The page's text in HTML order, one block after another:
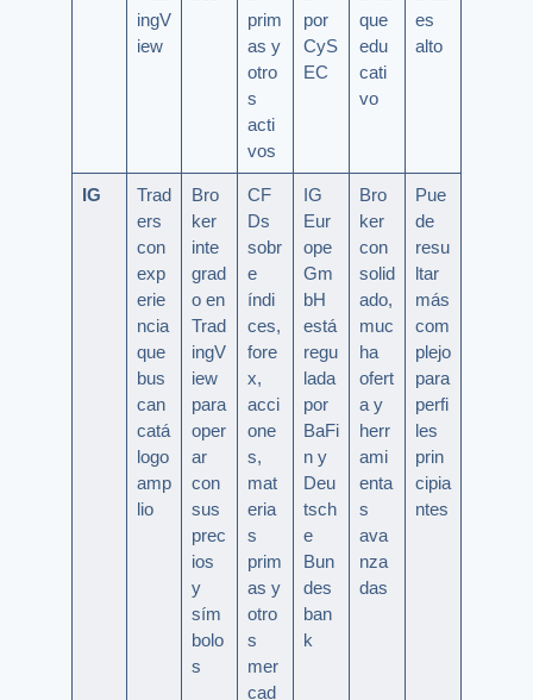
ingV
iew
prim
as y
otro
s
acti
vos
por
CyS
EC
que
edu
cati
vo
es
alto
IG
Trad
ers
con
exp
erie
ncia
que
bus
can
catá
logo
amp
lio
Bro
ker
inte
grad
o en
Trad
ingV
iew
para
oper
ar
con
sus
prec
ios
y
sím
bolo
s
CF
Ds
sobr
e
índi
ces,
fore
x,
acci
one
s,
mat
eria
s
prim
as y
otro
s
mer
cad
IG
Eur
ope
Gm
bH
está
regu
lada
por
BaFi
n y
Deu
tsch
e
Bun
des
ban
k
Bro
ker
con
solid
ado,
muc
ha
ofert
a y
herr
ami
enta
s
ava
nza
das
Pue
de
resu
ltar
más
com
plejo
para
perfi
les
prin
cipia
ntes